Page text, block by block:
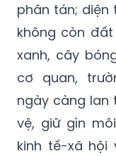
phân tán; diện
không còn
xanh, cây
cơ quan,
ngày càng lan
vệ, giữ gìn
kinh tế-xã hội